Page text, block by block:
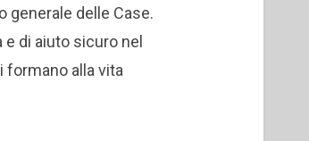
generale delle Case.
di aiuto sicuro nel
formano alla vita